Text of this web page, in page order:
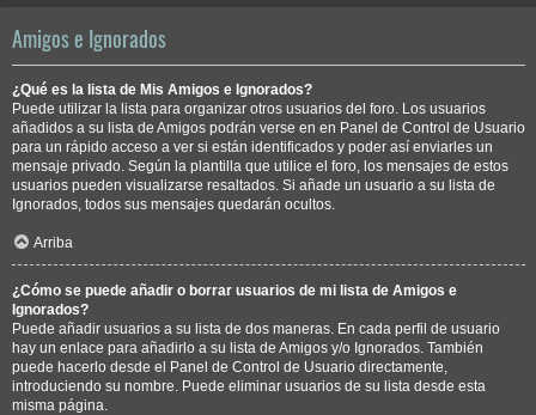
Amigos e Ignorados
¿Qué es la lista de Mis Amigos e Ignorados?
Puede utilizar la lista para organizar otros usuarios del foro. Los usuarios
añadidos a su lista de Amigos podrán verse en en Panel de Control de Usuario
para un rápido acceso a ver si están identificados y poder así enviarles un
mensaje privado. Según la plantilla que utilice el foro, los mensajes de estos
usuarios pueden visualizarse resaltados. Si añade un usuario a su lista de
Ignorados, todos sus mensajes quedarán ocultos.
Arriba
¿Cómo se puede añadir o borrar usuarios de mi lista de Amigos e
Ignorados?
Puede añadir usuarios a su lista de dos maneras. En cada perfil de usuario
hay un enlace para añadirlo a su lista de Amigos y/o Ignorados. También
puede hacerlo desde el Panel de Control de Usuario directamente,
introduciendo su nombre. Puede eliminar usuarios de su lista desde esta
misma página.